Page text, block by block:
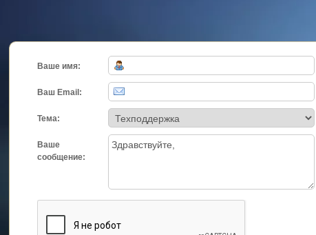
Ваше имя:
Ваш Email:
Тема:
Ваше
сообщение: